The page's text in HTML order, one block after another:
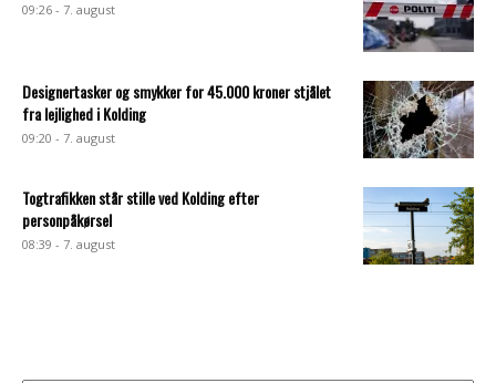
09:26 - 7. august
Designertasker og smykker for 45.000 kroner stjålet
fra lejlighed i Kolding
09:20 - 7. august
Togtrafikken står stille ved Kolding efter
personpåkørsel
08:39 - 7. august